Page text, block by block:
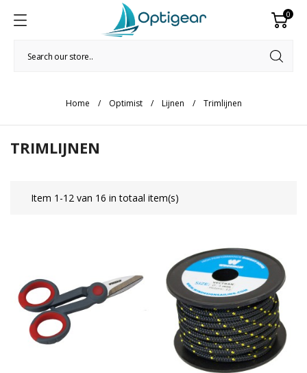
0
Home Optimist Lijnen Trimlijnen
TRIMLIJNEN
Item 1-12 van 16 in totaal item(s)